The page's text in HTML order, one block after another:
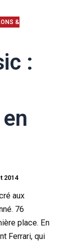
&
:
2014
aux
76
place. En
Ferrari, qui